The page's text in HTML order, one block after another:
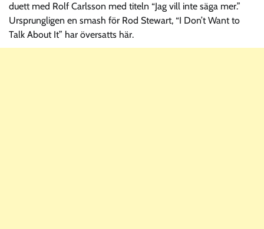
duett med Rolf Carlsson med titeln “Jag vill inte säga mer.”
Ursprungligen en smash för Rod Stewart, “I Don’t Want to
Talk About It” har översatts här.